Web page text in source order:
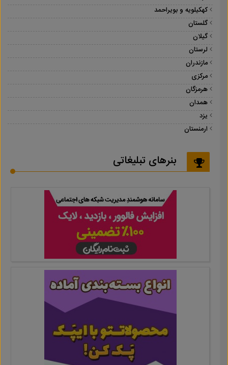
کهکیلویه و بویراحمد
گلستان
گیلان
لرستان
مازندران
مرکزی
هرمزگان
همدان
یزد
ارمنستان
بنرهای تبلیغاتی